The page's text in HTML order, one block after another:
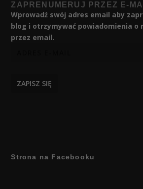
ZAPRENUMERUJ PRZEZ E-
Wprowadź swój adres email aby
blog i otrzymywać powiadomienia o
przez email.
ZAPISZ SIĘ
Strona na Facebooku